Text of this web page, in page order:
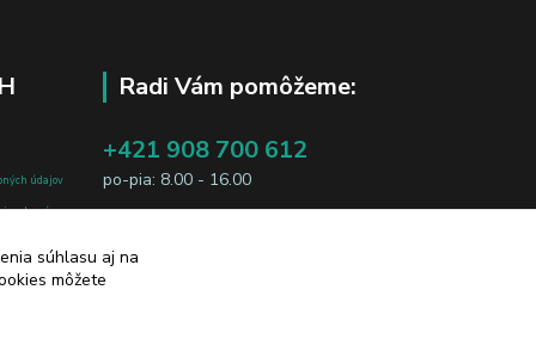
údajov
osobe, sú
Radi Vám pomôžeme:
+421 908 700 612
po-pia: 8.00 - 16.00
súhlasu aj na
môžete